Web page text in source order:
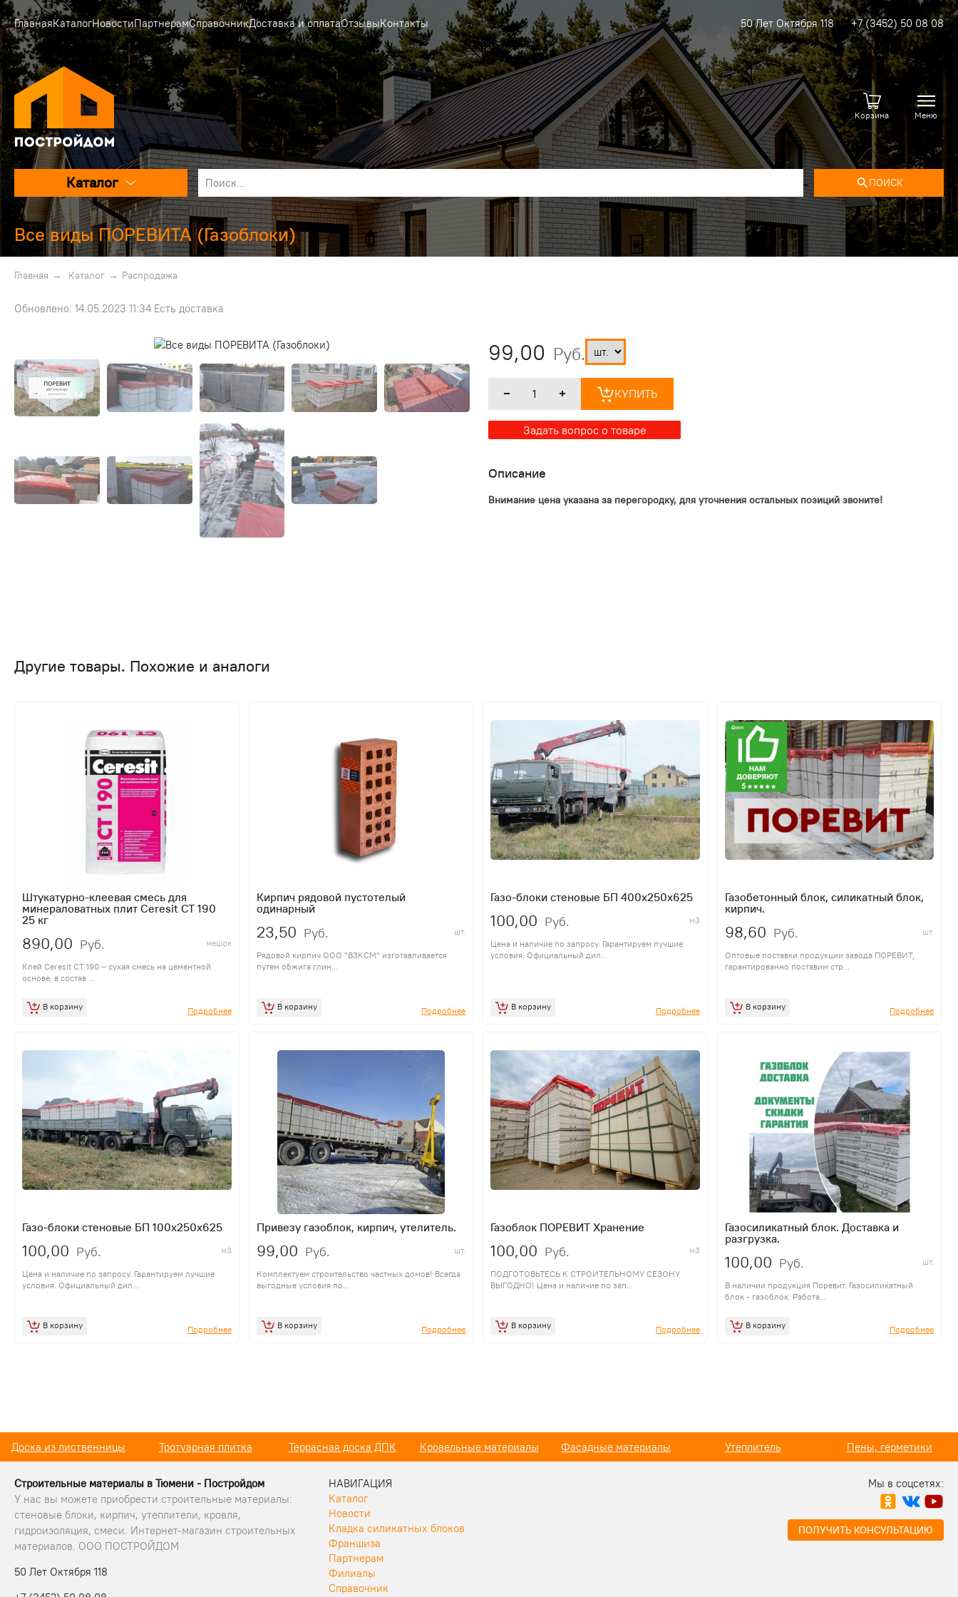
ГлавнаяКаталогНовостиПартнерамСправочникДоставка и оплатаОтзывыКонтакты 50 Лет Октября 118 +7 (3452) 50 08 08
Корзина Меню
Каталог ПОИСК
Все виды ПОРЕВИТА (Газоблоки)
Главная → Каталог → Распродажа
Обновлено: 14.05.2023 11:34 Есть доставка
99,00 Руб.
КУПИТЬ
Задать вопрос о товаре
Описание
Внимание цена указана за перегородку, для уточнения остальных позиций звоните!
Другие товары. Похожие и аналоги
Штукатурно-клеевая смесь для
минераловатных плит Ceresit CT 190
25 кг
890,00 Руб. мешок
Клей Ceresit CT 190 – сухая смесь на цементной
основе, в состав ...
В корзину Подробнее
Кирпич рядовой пустотелый
одинарный
23,50 Руб. шт.
Рядовой кирпич ООО "ВЗКСМ" изготавливается
путем обжига глин...
В корзину Подробнее
Газо-блоки стеновые БП 400x250x625
100,00 Руб. м3
Цена и наличие по запросу. Гарантируем лучшие
условия. Официальный дил...
В корзину Подробнее
Газобетонный блок, силикатный блок,
кирпич.
98,60 Руб. шт.
Оптовые поставки продукции завода ПОРЕВИТ,
гарантированно поставим стр...
В корзину Подробнее
Газо-блоки стеновые БП 100x250x625
100,00 Руб. м3
Цена и наличие по запросу. Гарантируем лучшие
условия. Официальный дил...
В корзину Подробнее
Привезу газоблок, кирпич, утелитель.
99,00 Руб. шт.
Комплектуем строительство частных домов! Всегда
выгодные условия по...
В корзину Подробнее
Газоблок ПОРЕВИТ Хранение
100,00 Руб. м3
ПОДГОТОВЬТЕСЬ К СТРОИТЕЛЬНОМУ СЕЗОНУ
ВЫГОДНО! Цена и наличие по зап...
В корзину Подробнее
Газосиликатный блок. Доставка и
разгрузка.
100,00 Руб. шт.
В наличии продукция Поревит. Газосиликатный
блок - газоблок. Работа...
В корзину Подробнее
Доска из лиственницы Тротуарная плитка Террасная доска ДПК Кровельные материалы Фасадные материалы Утеплитель Пены, герметики
Строительные материалы в Тюмени - Постройдом
У нас вы можете приобрести строительные материалы:
стеновые блоки, кирпич, утеплители, кровля,
гидроизоляция, смеси. Интернет-магазин строительных
материалов. ООО ПОСТРОЙДОМ
50 Лет Октября 118
НАВИГАЦИЯ
Каталог
Новости
Кладка силикатных блоков
Франшиза
Партнерам
Филиалы
Справочник
Мы в соцсетях:
ПОЛУЧИТЬ КОНСУЛЬТАЦИЮ